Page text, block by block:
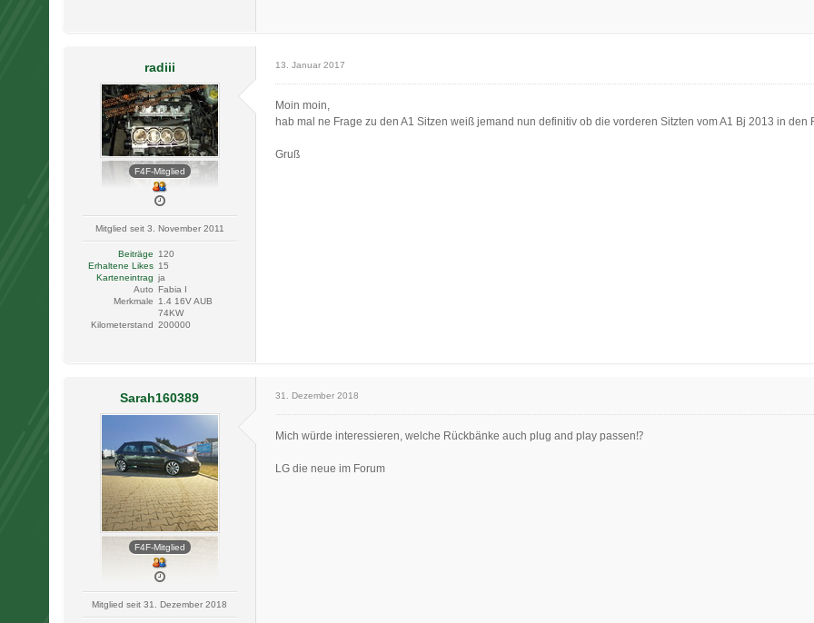
radiii
F4F-Mitglied
Mitglied seit 3. November 2011
Beiträge 120
Erhaltene Likes 15
Karteneintrag ja
Auto Fabia I
Merkmale 1.4 16V AUB
74KW
Kilometerstand 200000
13. Januar 2017
Moin moin,
hab mal ne Frage zu den A1 Sitzen weiß jemand nun definitiv ob die vorderen Sitzten vom A1 Bj 2013 in den
Gruß
Sarah160389
F4F-Mitglied
Mitglied seit 31. Dezember 2018
31. Dezember 2018
Mich würde interessieren, welche Rückbänke auch plug and play passen⁉️
LG die neue im Forum